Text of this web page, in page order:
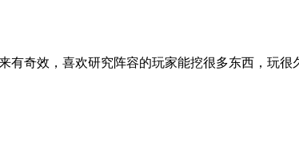
奇效，喜欢研究阵容的玩家能挖很多东西，玩很